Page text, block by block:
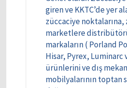
giren ve KKTC’de yer
züccaciye noktalarına,
marketlere
markaların ( Porland
Hisar, Pyrex, Luminarc
ürünlerini ve dış mekan
mobilyalarının toptan